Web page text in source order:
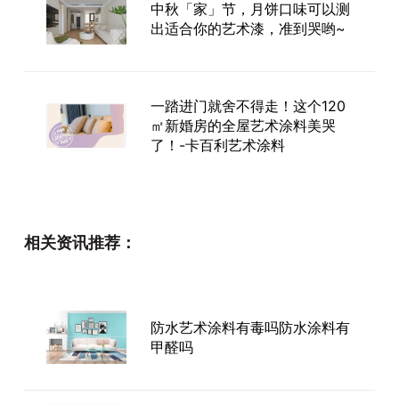
中秋「家」节，月饼口味可以测
出适合你的艺术漆，准到哭哟~
一踏进门就舍不得走！这个120
㎡新婚房的全屋艺术涂料美哭
了！-卡百利艺术涂料
墙面超会搭为爱高定家丨卡百利
艺术涂料刷出朋友都羡慕的神仙
雅居
相关资讯推荐：
防水艺术涂料有毒吗防水涂料有
甲醛吗